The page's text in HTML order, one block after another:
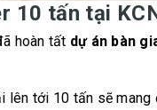
10 tấn tại
hoàn tất dự án bàn
tới 10 tấn sẽ